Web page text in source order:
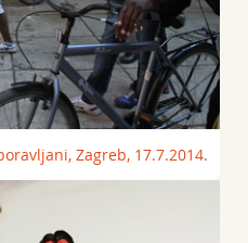
Zagreb, 17.7.2014.